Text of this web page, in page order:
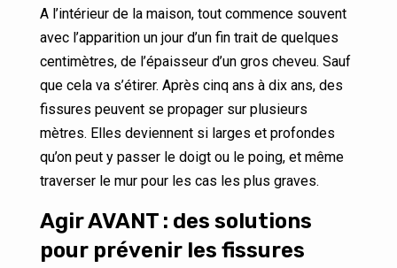
A l’intérieur de la maison, tout commence souvent
avec l’apparition un jour d’un fin trait de quelques
centimètres, de l’épaisseur d’un gros cheveu. Sauf
que cela va s’étirer. Après cinq ans à dix ans, des
fissures peuvent se propager sur plusieurs
mètres. Elles deviennent si larges et profondes
qu’on peut y passer le doigt ou le poing, et même
traverser le mur pour les cas les plus graves.
Agir AVANT : des solutions
pour prévenir les fissures